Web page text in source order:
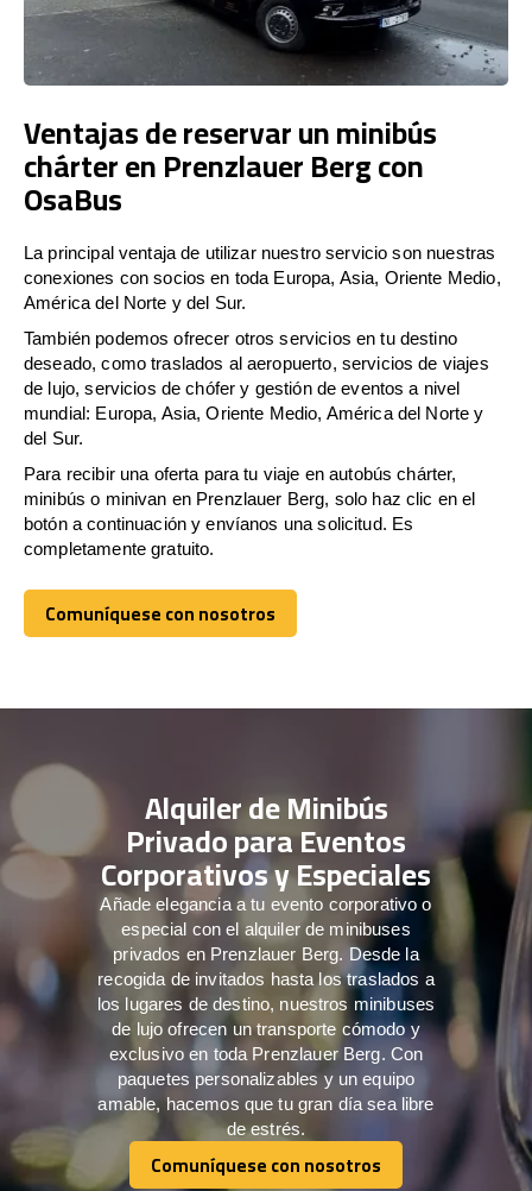
Ventajas de reservar un minibús
chárter en Prenzlauer Berg con
OsaBus
La principal ventaja de utilizar nuestro servicio son nuestras
conexiones con socios en toda Europa, Asia, Oriente Medio,
América del Norte y del Sur.
También podemos ofrecer otros servicios en tu destino
deseado, como traslados al aeropuerto, servicios de viajes
de lujo, servicios de chófer y gestión de eventos a nivel
mundial: Europa, Asia, Oriente Medio, América del Norte y
del Sur.
Para recibir una oferta para tu viaje en autobús chárter,
minibús o minivan en Prenzlauer Berg, solo haz clic en el
botón a continuación y envíanos una solicitud. Es
completamente gratuito.
Comuníquese con nosotros
Comuníquese con nosotros
Alquiler de Minibús
Privado para Eventos
Corporativos y Especiales
Añade elegancia a tu evento corporativo o
especial con el alquiler de minibuses
privados en Prenzlauer Berg. Desde la
recogida de invitados hasta los traslados a
los lugares de destino, nuestros minibuses
de lujo ofrecen un transporte cómodo y
exclusivo en toda Prenzlauer Berg. Con
paquetes personalizables y un equipo
amable, hacemos que tu gran día sea libre
de estrés.
Comuníquese con nosotros